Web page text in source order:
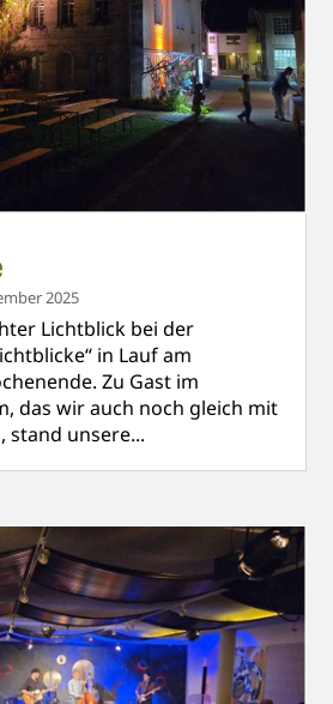
2025
Lichtblick bei der
in Lauf am
Zu Gast im
das wir auch noch gleich mit
stand unsere...